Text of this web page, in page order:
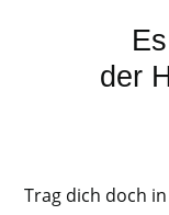
der
Trag dich doch